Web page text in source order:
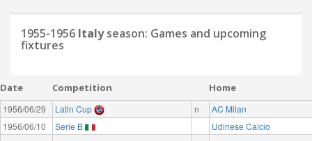
1955-1956 Italyseason: Games and upcoming
fixtures
Date Competition Home
1956/06/29 Latin Cup n
AC Milan
1956/06/10
Serie B
Udinese Calcio